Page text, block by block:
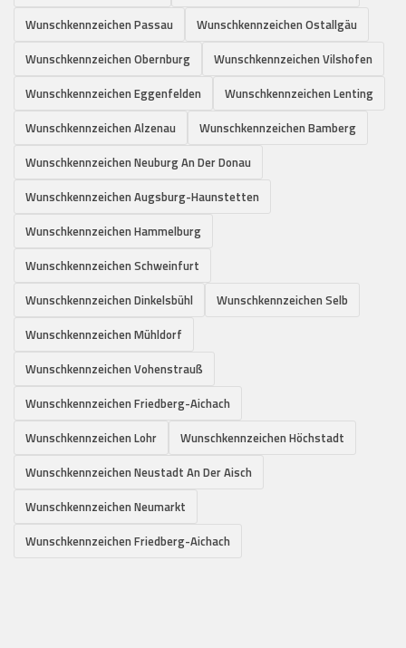
Wunschkennzeichen Passau
Wunschkennzeichen Ostallgäu
Wunschkennzeichen Obernburg
Wunschkennzeichen Vilshofen
Wunschkennzeichen Eggenfelden
Wunschkennzeichen Lenting
Wunschkennzeichen Alzenau
Wunschkennzeichen Bamberg
Wunschkennzeichen Neuburg An Der Donau
Wunschkennzeichen Augsburg-Haunstetten
Wunschkennzeichen Hammelburg
Wunschkennzeichen Schweinfurt
Wunschkennzeichen Dinkelsbühl
Wunschkennzeichen Selb
Wunschkennzeichen Mühldorf
Wunschkennzeichen Vohenstrauß
Wunschkennzeichen Friedberg-Aichach
Wunschkennzeichen Lohr
Wunschkennzeichen Höchstadt
Wunschkennzeichen Neustadt An Der Aisch
Wunschkennzeichen Neumarkt
Wunschkennzeichen Friedberg-Aichach